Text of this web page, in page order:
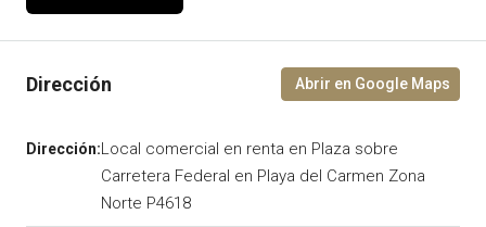
Local comercial en renta en Plaza sobre
Carretera Federal en Playa del Carmen Zona
Norte P4618